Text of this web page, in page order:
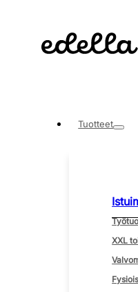
Tuotteet
XXL